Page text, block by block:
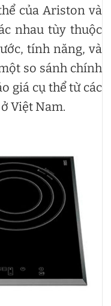
của Ariston và
nhau tùy thuộc
tính năng, và
so sánh chính
giá cụ thể từ các
Việt Nam.